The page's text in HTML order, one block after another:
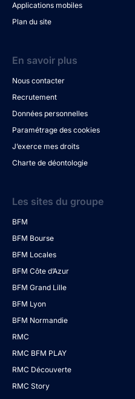
Applications mobiles
Plan du site
En savoir plus
Nous contacter
Recrutement
Données personnelles
Paramétrage des cookies
J’exerce mes droits
Charte de déontologie
Les sites du groupe
BFM
BFM Bourse
BFM Locales
BFM Côte d’Azur
BFM Grand Lille
BFM Lyon
BFM Normandie
RMC
RMC BFM PLAY
RMC Découverte
RMC Story